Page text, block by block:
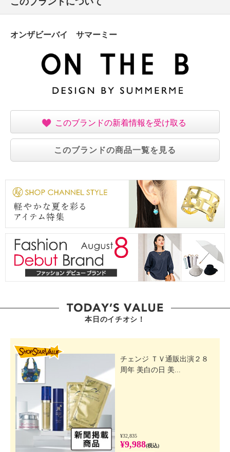
オンザビーバイ サマーミー
このブランドの新着情報を受け取る
このブランドの商品一覧を見る
本日のイチオシ！
チェンジ ＴＶ通販出演２８
周年 美白の日 美...
¥32,835
¥9,988(税込)